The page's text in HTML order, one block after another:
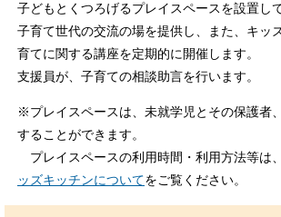
子どもとくつろげるプレイスペースを設置し
子育て世代の交流の場を提供し、また、キッ
育てに関する講座を定期的に開催します。
支援員が、子育ての相談助言を行います。
※プレイスペースは、未就学児とその保護者
することができます。
プレイスペースの利用時間・利用方法等は、
ッズキッチンについてをご覧ください。